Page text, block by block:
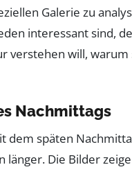
Galerie zu
interessant sind,
verstehen will, warum
Nachmittags
dem späten
länger. Die Bilder